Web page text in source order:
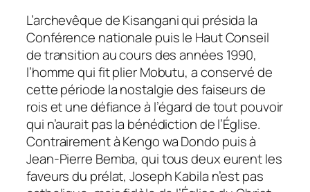
L’archevêque de Kisangani qui présida la
Conférence nationale puis le Haut Conseil
de transition au cours des années 1990,
l’homme qui fit plier Mobutu, a conservé de
cette période la nostalgie des faiseurs de
rois et une défiance à l’égard de tout pouvoir
qui n’aurait pas la bénédiction de l’Église.
Contrairement à Kengo wa Dondo puis à
Jean-Pierre Bemba, qui tous deux eurent les
faveurs du prélat, Joseph Kabila n’est pas